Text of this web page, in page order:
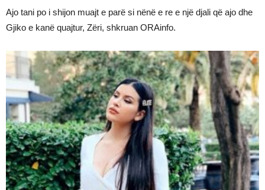
Ajo tani po i shijon muajt e parë si nënë e re e një djali që ajo dhe
Gjiko e kanë quajtur, Zëri, shkruan ORAinfo.